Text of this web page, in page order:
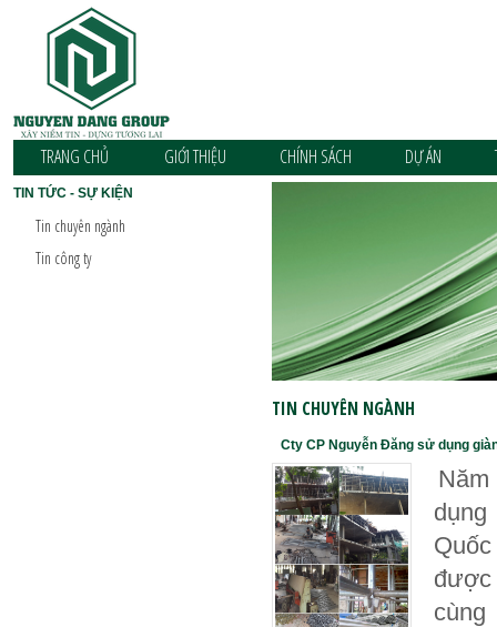
TRANG CHỦ GIỚI THIỆU CHÍNH SÁCH DỰ ÁN
TIN TỨC - SỰ KIỆN
Tin chuyên ngành
Tin công ty
TIN CHUYÊN NGÀNH
Cty CP Nguyễn Đăng sử dụng
được